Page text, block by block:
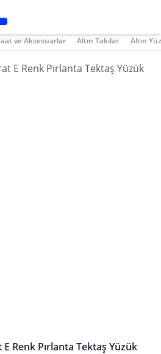
ve Aksesuarlar Altın Takılar Altın
Renk Pırlanta Tektaş Yüzük